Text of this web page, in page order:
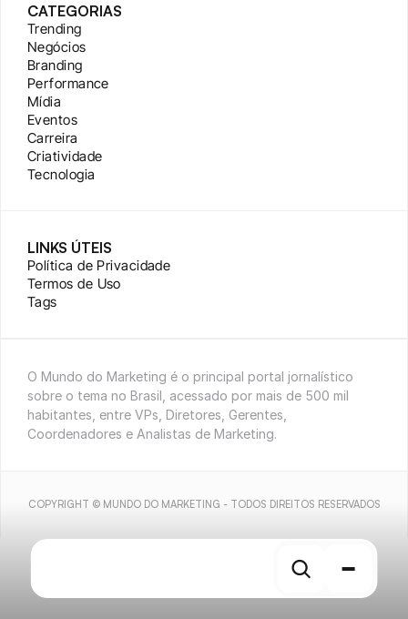
CATEGORIAS
Trending
Negócios
Branding
Performance
Mídia
Eventos
Carreira
Criatividade
Tecnologia
LINKS ÚTEIS
Política de Privacidade
Termos de Uso
Tags
O Mundo do Marketing é o principal portal jornalístico
sobre o tema no Brasil, acessado por mais de 500 mil
habitantes, entre VPs, Diretores, Gerentes,
Coordenadores e Analistas de Marketing.
COPYRIGHT © MUNDO DO MARKETING - TODOS DIREITOS RESERVADOS